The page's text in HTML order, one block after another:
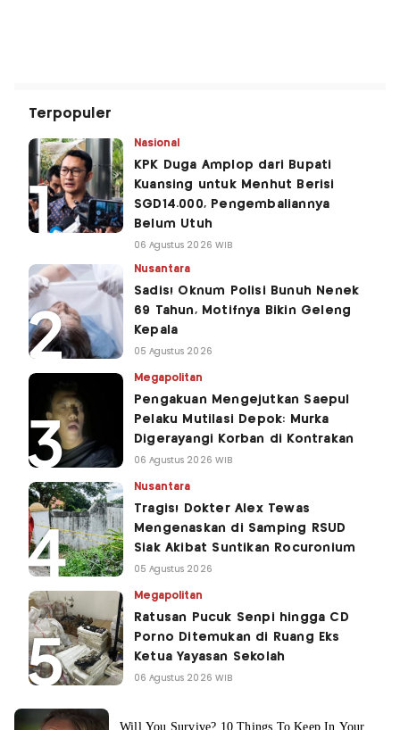
Terpopuler
Nasional
KPK Duga Amplop dari Bupati
Kuansing untuk Menhut Berisi
SGD14.000, Pengembaliannya
Belum Utuh
06 Agustus 2026 WIB
Nusantara
Sadis! Oknum Polisi Bunuh Nenek
69 Tahun, Motifnya Bikin Geleng
Kepala
05 Agustus 2026
Megapolitan
Pengakuan Mengejutkan Saepul
Pelaku Mutilasi Depok: Murka
Digerayangi Korban di Kontrakan
06 Agustus 2026 WIB
Nusantara
Tragis! Dokter Alex Tewas
Mengenaskan di Samping RSUD
Siak Akibat Suntikan Rocuronium
05 Agustus 2026
Megapolitan
Ratusan Pucuk Senpi hingga CD
Porno Ditemukan di Ruang Eks
Ketua Yayasan Sekolah
06 Agustus 2026 WIB